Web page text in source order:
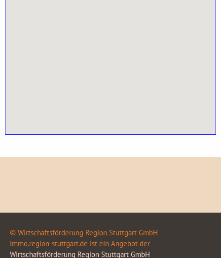
© Wirtschaftsförderung Region Stuttgart GmbH
immo.region-stuttgart.de ist ein Angebot der
Wirtschaftsförderung Region Stuttgart GmbH